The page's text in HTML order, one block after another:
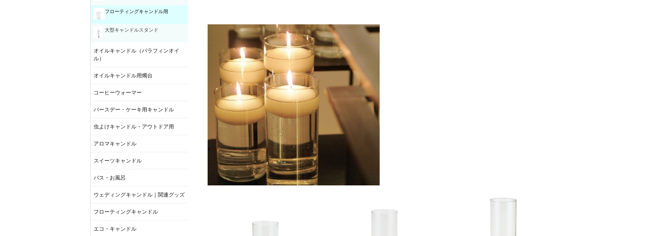
フローティングキャンドル用
大型キャンドルスタンド
オイルキャンドル（パラフィンオイ
ル）
オイルキャンドル用燭台
コーヒーウォーマー
バースデー・ケーキ用キャンドル
虫よけキャンドル・アウトドア用
アロマキャンドル
スイーツキャンドル
バス・お風呂
ウェディングキャンドル｜関連グッズ
フローティングキャンドル
エコ・キャンドル